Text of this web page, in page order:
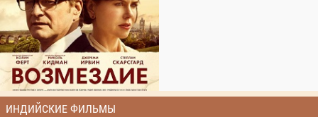
ИНДИЙСКИЕ ФИЛЬМЫ